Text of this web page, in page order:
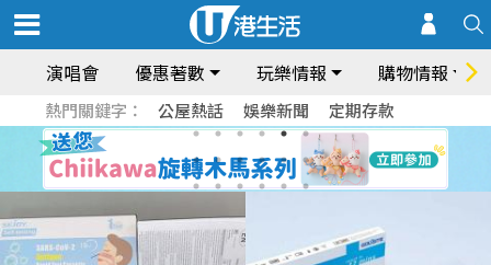
演唱會 優惠著數 玩樂情報 購物情報
熱門關鍵字： 公屋熱話 娛樂新聞 定期存款